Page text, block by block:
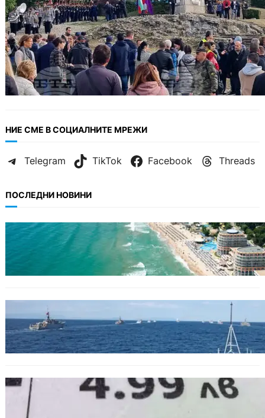
НИЕ СМЕ В СОЦИАЛНИТЕ МРЕЖИ
Telegram TikTok Facebook Threads
ПОСЛЕДНИ НОВИНИ
ИКОНОМИКА
Интерактивна карта показва всички водни
бази по Черноморието
Нов минен ловец за българския флот
пристига до края на годината
БЪЛГАРИЯ
Левът изчезва от етикетите: Търговците